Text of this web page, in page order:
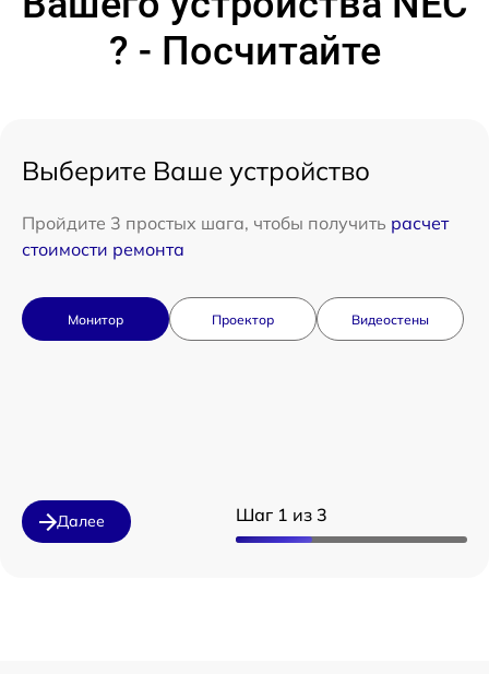
? - Посчитайте
Шаг 1 из 3
Выберите Ваше устройство
Пройдите 3 простых шага, чтобы получить расчет
стоимости ремонта
Монитор Проектор Видеостены
Далее